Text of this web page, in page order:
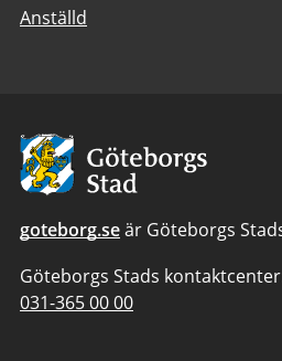
Anställd
Avsändare:
Göteborgs
Stad
goteborg.seär Göteborgs
Göteborgs Stads
Telefonnummer
031-365 00 00